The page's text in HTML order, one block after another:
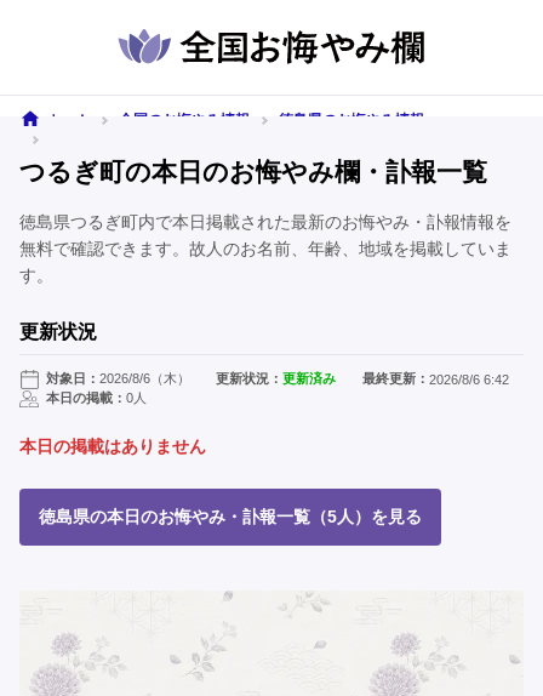
ホーム 全国のお悔やみ情報
徳島県のお悔やみ情報
つるぎ町の本日のお悔やみ欄・訃報一覧
徳島県つるぎ町内で本日掲載された最新のお悔やみ・訃報情報を
無料で確認できます。故人のお名前、年齢、地域を掲載していま
す。
更新状況
対象日： 2026/8/6（木） 更新状況：更新済み 最終更新： 2026/8/6 6:42
本日の掲載： 0人
本日の掲載はありません
徳島県の本日のお悔やみ・訃報一覧（5人）を見る